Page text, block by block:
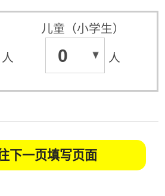
人
儿童（小学生）
0 人
下一页填写页面